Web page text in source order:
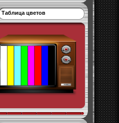
Таблица цветов